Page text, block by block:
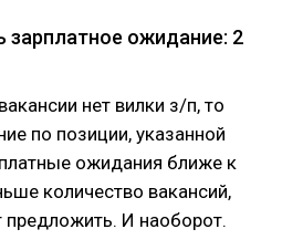
зарплатное ожидание: 2
нет вилки з/п, то
по позиции, указанной
ожидания ближе к
количество вакансий,
И наоборот.